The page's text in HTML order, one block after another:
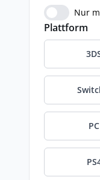
Nur
Plattform
PC